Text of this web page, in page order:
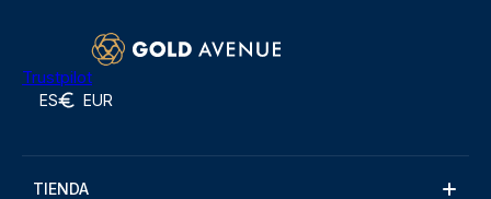
Trustpilot
ES EUR
TIENDA